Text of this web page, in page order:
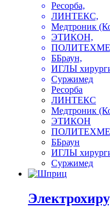
Ресорба,
ЛИНТЕКС,
Медтроник
ЭТИКОН,
ББраун,
ИГЛЫ
Суржимед
Ресорба
ЛИНТЕКС
Медтроник
ЭТИКОН
ББраун
ИГЛЫ
Суржимед